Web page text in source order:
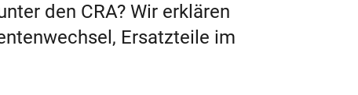
den CRA? Wir erklären
Ersatzteile im